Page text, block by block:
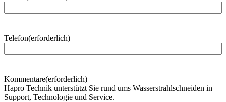
h
n
e
Telefon(erforderlich)
Kommentare(erforderlich)
Hapro Technik unterstützt Sie rund ums Wasserstrahlschneiden in
Support, Technologie und Service.